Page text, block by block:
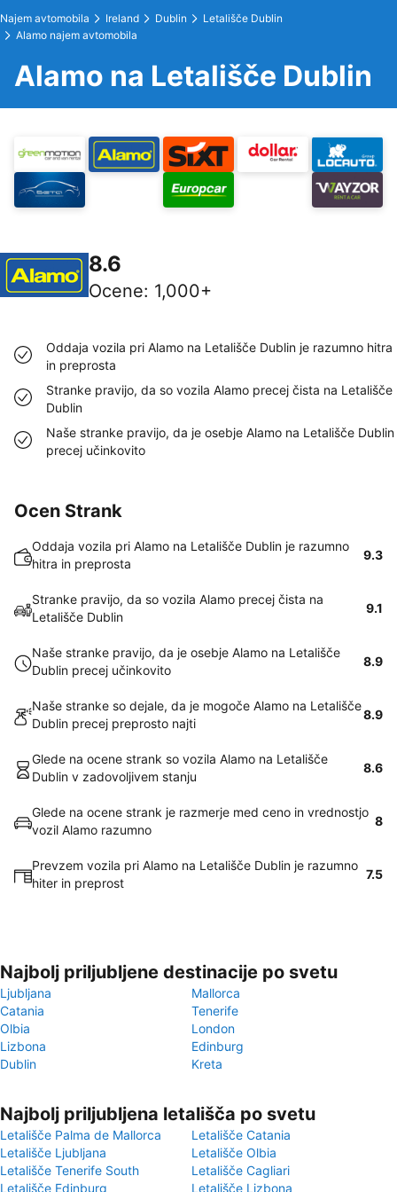
Najem avtomobila Ireland Dublin
Letališče Dublin
Alamo najem avtomobila
Alamo na Letališče Dublin
8.6
Ocene: 1,000+
Oddaja vozila pri Alamo na Letališče Dublin je razumno hitra
in preprosta
Stranke pravijo, da so vozila Alamo precej čista na Letališče
Dublin
Naše stranke pravijo, da je osebje Alamo na Letališče Dublin
precej učinkovito
Ocen Strank
Oddaja vozila pri Alamo na Letališče Dublin je razumno
hitra in preprosta
9.3
Stranke pravijo, da so vozila Alamo precej čista na
Letališče Dublin
9.1
Naše stranke pravijo, da je osebje Alamo na Letališče
Dublin precej učinkovito
8.9
Naše stranke so dejale, da je mogoče Alamo na Letališče
Dublin precej preprosto najti
8.9
Glede na ocene strank so vozila Alamo na Letališče
Dublin v zadovoljivem stanju
8.6
Glede na ocene strank je razmerje med ceno in vrednostjo
vozil Alamo razumno
8
Prevzem vozila pri Alamo na Letališče Dublin je razumno
hiter in preprost
7.5
Najbolj priljubljene destinacije po svetu
Ljubljana
Mallorca
Catania
Tenerife
Olbia
London
Lizbona
Edinburg
Dublin
Kreta
Najbolj priljubljena letališča po svetu
Letališče Palma de Mallorca
Letališče Catania
Letališče Ljubljana
Letališče Olbia
Letališče Tenerife South
Letališče Cagliari
Letališče Edinburg
Letališče Lizbona